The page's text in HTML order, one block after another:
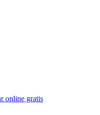
online gratis